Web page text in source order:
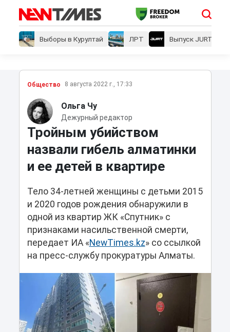
Выборы в Курултай ЛРТ Выпуск JURT
Общество 8 августа 2022 г., 17:33
Ольга Чу
Дежурный редактор
Тройным убийством
назвали гибель алматинки
и ее детей в квартире
Тело 34-летней женщины с детьми 2015
и 2020 годов рождения обнаружили в
одной из квартир ЖК «Спутник» с
признаками насильственной смерти,
передает ИА «NewTimes.kz» со ссылкой
на пресс-службу прокуратуры Алматы.